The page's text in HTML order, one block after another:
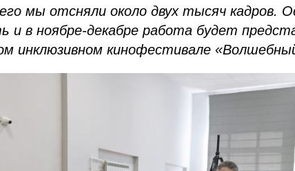
мы отсняли около двух тысяч кадров.
и в ноябре-декабре работа будет
инклюзивном кинофестивале